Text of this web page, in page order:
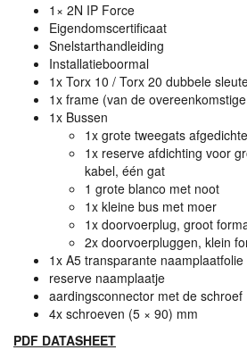
1× 2N IP Force
Eigendomscertificaat
Snelstarthandleiding
Installatieboormal
1x Torx 10 / Torx 20 dubbele
1x frame (van de
1x Bussen
1x grote tweegats
1x reserve afdichting voor
kabel, één gat
1 grote blanco met noot
1x kleine bus met moer
1x doorvoerplug, groot
2x doorvoerpluggen, klein
1x A5 transparante naamplaatfolie
reserve naamplaatje
aardingsconnector met de schroef
4x schroeven (5 × 90) mm
PDF DATASHEET